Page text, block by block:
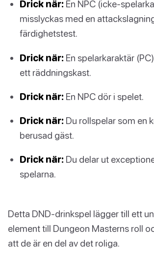
Drick när: En NPC (icke-
misslyckas med en
färdighetstest.
Drick när: En spelarkaraktär
ett räddningskast.
Drick när: En NPC dör i spelet.
Drick när: Du rollspelar som en
berusad gäst.
Drick när: Du delar ut
spelarna.
Detta DND-drinkspel lägger till ett
element till Dungeon Masterns roll
att de är en del av det roliga.